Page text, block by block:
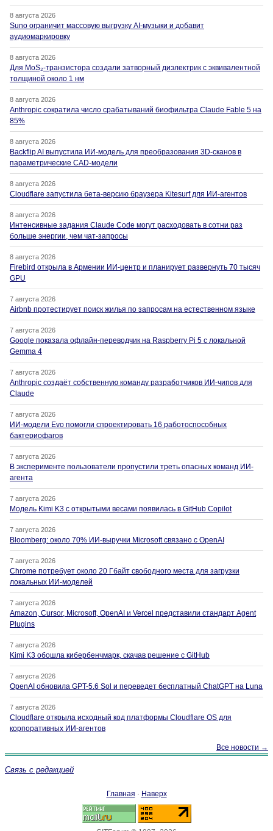
8 августа 2026
Suno ограничит массовую выгрузку AI-музыки и добавит
аудиомаркировку
8 августа 2026
Для MoS₂-транзистора создали затворный диэлектрик с эквивалентной
толщиной около 1 нм
8 августа 2026
Anthropic сократила число срабатываний биофильтра Claude Fable 5 на
85%
8 августа 2026
Backflip AI выпустила ИИ-модель для преобразования 3D-сканов в
параметрические CAD-модели
8 августа 2026
Cloudflare запустила бета-версию браузера Kitesurf для ИИ-агентов
8 августа 2026
Интенсивные задания Claude Code могут расходовать в сотни раз
больше энергии, чем чат-запросы
8 августа 2026
Firebird открыла в Армении ИИ-центр и планирует развернуть 70 тысяч
GPU
7 августа 2026
Airbnb протестирует поиск жилья по запросам на естественном языке
7 августа 2026
Google показала офлайн-переводчик на Raspberry Pi 5 с локальной
Gemma 4
7 августа 2026
Anthropic создаёт собственную команду разработчиков ИИ-чипов для
Claude
7 августа 2026
ИИ-модели Evo помогли спроектировать 16 работоспособных
бактериофагов
7 августа 2026
В эксперименте пользователи пропустили треть опасных команд ИИ-
агента
7 августа 2026
Модель Kimi K3 с открытыми весами появилась в GitHub Copilot
7 августа 2026
Bloomberg: около 70% ИИ-выручки Microsoft связано с OpenAI
7 августа 2026
Chrome потребует около 20 Гбайт свободного места для загрузки
локальных ИИ-моделей
7 августа 2026
Amazon, Cursor, Microsoft, OpenAI и Vercel представили стандарт Agent
Plugins
7 августа 2026
Kimi K3 обошла кибербенчмарк, скачав решение с GitHub
7 августа 2026
OpenAI обновила GPT-5.6 Sol и переведет бесплатный ChatGPT на Luna
7 августа 2026
Cloudflare открыла исходный код платформы Cloudflare OS для
корпоративных ИИ-агентов
Все новости →
Связь с редакцией
Главная · Наверх